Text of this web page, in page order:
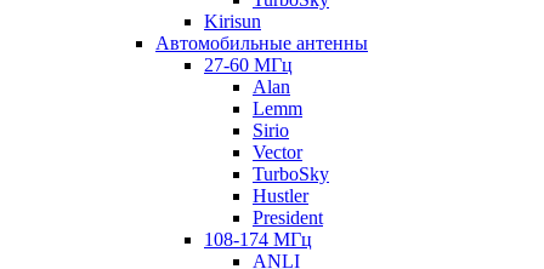
Kirisun
Автомобильные антенны
27-60 МГц
Alan
Lemm
Sirio
Vector
TurboSky
Hustler
President
108-174 МГц
ANLI